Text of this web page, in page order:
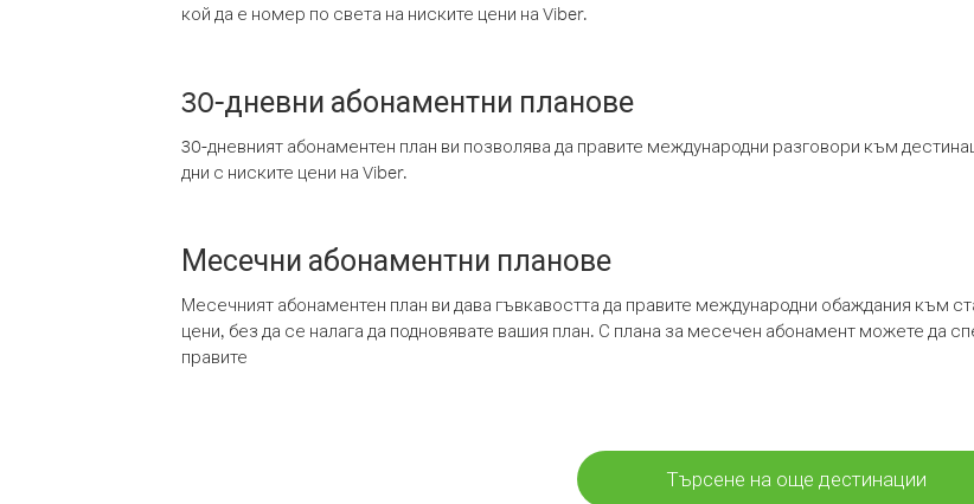
кой да е номер по света на ниските цени на Viber.
30-дневни абонаментни планове
30-дневният абонаментен план ви позволява да правите международни разговори към
дни с ниските цени на Viber.
Месечни абонаментни планове
Месечният абонаментен план ви дава гъвкавостта да правите международни обаждания към
цени, без да се налага да подновявате вашия план. С плана за месечен абонамент можете да
правите
Търсене на още дестинации